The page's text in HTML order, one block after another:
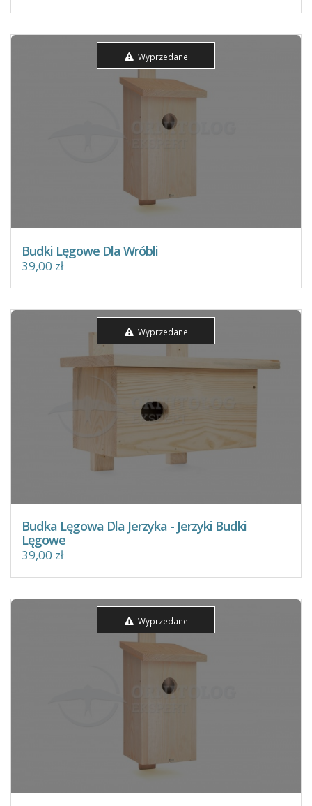
Wyprzedane
Budki Lęgowe Dla Wróbli
39,00 zł
Wyprzedane
Budka Lęgowa Dla Jerzyka - Jerzyki Budki
Lęgowe
39,00 zł
Wyprzedane